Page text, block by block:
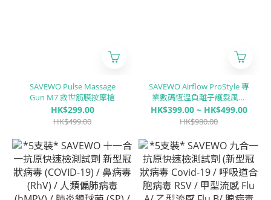
SAVEWO Pulse Massage
Gun M7 救世筋膜按摩槍
HK$299.00
HK$499.00
SAVEWO Airflow ProStyle 專
業數碼恆溫負離子護髮風筒
AF-HD01
HK$399.00 ~ HK$499.00
HK$980.00